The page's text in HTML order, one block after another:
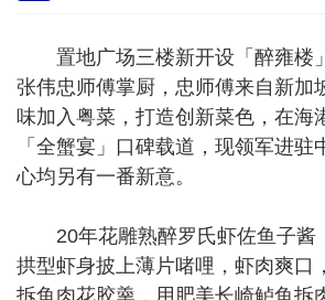
置地广场三楼新开设「醉雍楼
张伟忠师傅掌厨，忠师傅来自新加
味加入粤菜，打造创新菜色，在海
「全蟹宴」口碑载道，现领军进驻
心均另有一番新意。
20年花雕熟醉罗氏虾佐鱼子酱
拱型虾身披上薄片啫哩，虾肉爽口
拆鱼肉花胶羹，用肥美长崎鲈鱼拆